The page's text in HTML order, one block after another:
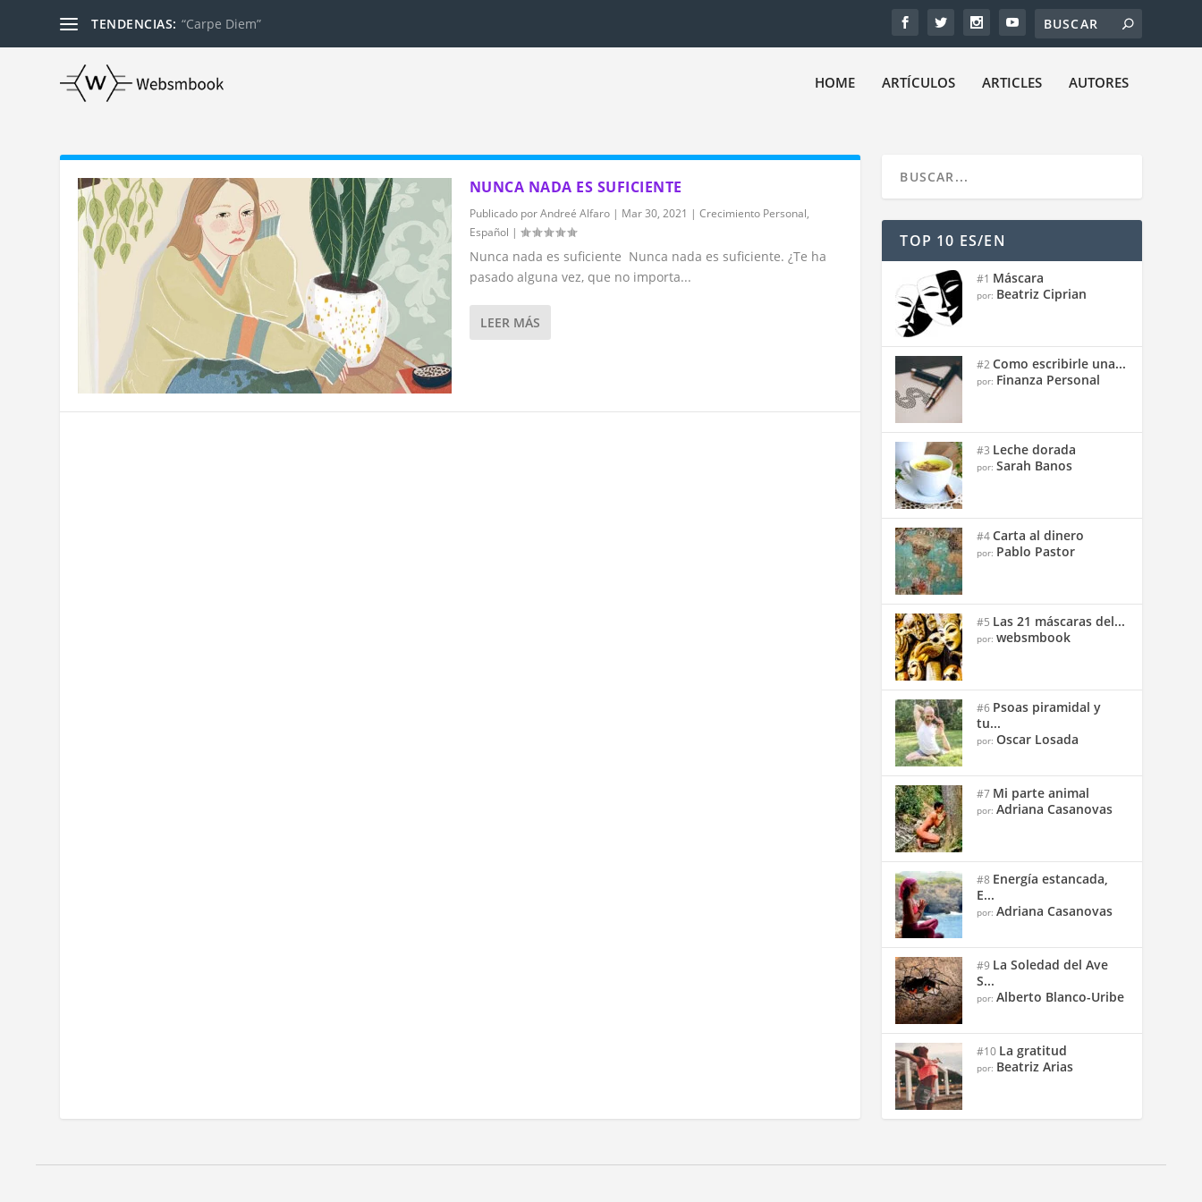
TENDENCIAS: “Carpe Diem”
HOME ARTÍCULOS ARTICLES AUTORES
NUNCA NADA ES SUFICIENTE
Publicado porAndreé Alfaro| Mar 30, 2021 | Crecimiento Personal,
Español |
Nunca nada es suficiente Nunca nada es suficiente. ¿Te ha
pasado alguna vez, que no importa...
LEER MÁS
TOP 10 ES/EN
#1 Máscara
por: Beatriz Ciprian
#2Como escribirle una...
por: Finanza Personal
#3 Leche dorada
por:Sarah Banos
#4Carta al dinero
por: Pablo Pastor
#5 Las 21 máscaras del...
por:websmbook
#6 Psoas piramidal y
tu...
por:Oscar Losada
#7 Mi parte animal
por:Adriana Casanovas
#8 Energía estancada,
E...
por:Adriana Casanovas
#9 La Soledad del Ave
S...
por:Alberto Blanco-Uribe
#10 La gratitud
por: Beatriz Arias